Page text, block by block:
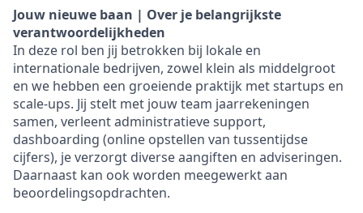
Jouw nieuwe baan | Over je belangrijkste
verantwoordelijkheden
In deze rol ben jij betrokken bij lokale en
internationale bedrijven, zowel klein als middelgroot
en we hebben een groeiende praktijk met startups en
scale-ups. Jij stelt met jouw team jaarrekeningen
samen, verleent administratieve support,
dashboarding (online opstellen van tussentijdse
cijfers), je verzorgt diverse aangiften en adviseringen.
Daarnaast kan ook worden meegewerkt aan
beoordelingsopdrachten.